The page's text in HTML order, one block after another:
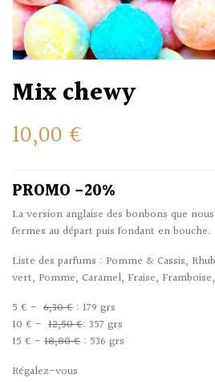
Mix chewy
10,00 €
PROMO -20%
La version anglaise des bonbons que
fermes au départ puis fondant en bouche.
Liste des parfums : Pomme & Cassis,
vert, Pomme, Caramel, Fraise,
5 € - 6,30 € : 179 grs
10 € - 12,50 €: 357 grs
15 € - 18,80 € : 536 grs
Régalez-vous